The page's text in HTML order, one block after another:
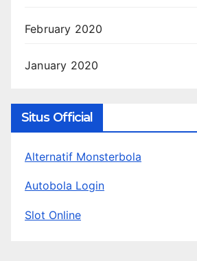
February 2020
January 2020
Situs Official
Alternatif Monsterbola
Autobola Login
Slot Online